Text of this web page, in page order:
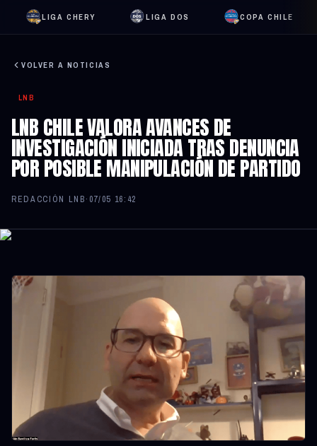
LIGA CHERY LIGA DOS COPA CHILE
VOLVER A NOTICIAS
LNB
LNB CHILE VALORA AVANCES DE
INVESTIGACIÓN INICIADA TRAS DENUNCIA
POR POSIBLE MANIPULACIÓN DE PARTIDO
REDACCIÓN LNB· 07/05 16:42